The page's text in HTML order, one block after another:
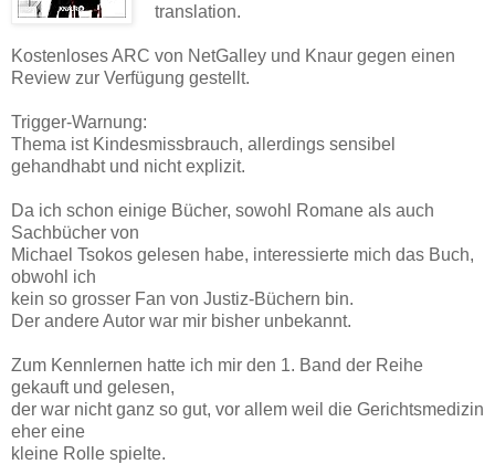
translation.
Kostenloses ARC von NetGalley und Knaur gegen einen
Review zur Verfügung gestellt.
Trigger-Warnung:
Thema ist Kindesmissbrauch, allerdings sensibel
gehandhabt und nicht explizit.
Da ich schon einige Bücher, sowohl Romane als auch
Sachbücher von
Michael Tsokos gelesen habe, interessierte mich das Buch,
obwohl ich
kein so grosser Fan von Justiz-Büchern bin.
Der andere Autor war mir bisher unbekannt.
Zum Kennlernen hatte ich mir den 1. Band der Reihe
gekauft und gelesen,
der war nicht ganz so gut, vor allem weil die Gerichtsmedizin
eher eine
kleine Rolle spielte.